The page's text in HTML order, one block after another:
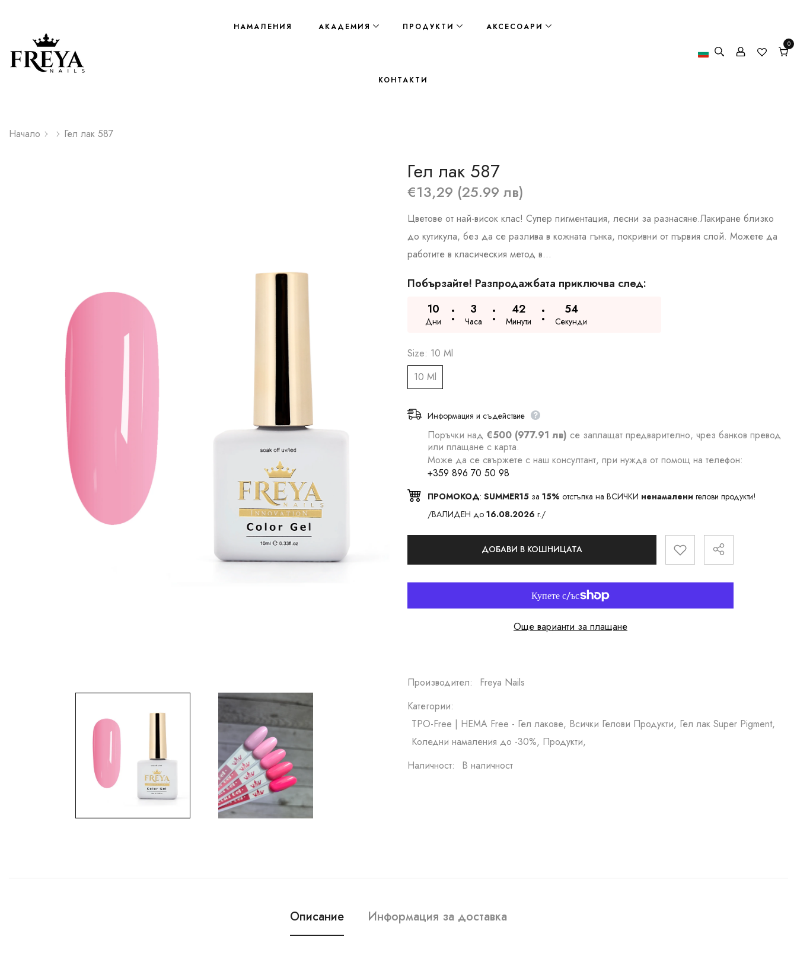
НАМАЛЕНИЯ АКАДЕМИЯ ПРОДУКТИ АКСЕСОАРИ
КОНТАКТИ
0
0
Начало Гел лак 587
Гел лак 587
€13,29 (25.99 лв)
Цветове от най-висок клас! Супер пигментация, лесни за разнасяне.Лакиране близко
до кутикула, без да се разлива в кожната гънка, покривни от първия слой. Можете да
работите в класическия метод в...
Побързайте! Разпродажбата приключва след:
10
Дни
3
Часа
42
Минути
53
Секунди
Size: 10 Ml
10 Ml
Информация и съдействие
Поръчки над €500 (977.91 лв) се заплащат предварително, чрез банков превод
или плащане с карта.
Може да се свържете с наш консултант, при нужда от помощ на телефон:
+359 896 70 50 98
ПРОМОКОД: SUMMER15 за 15% отстъпка на ВСИЧКИ ненамалени гелови продукти!
/ВАЛИДЕН до 16.08.2026 г./
ДОБАВИ В КОШНИЦАТА
Още варианти за плащане
Производител:
Freya Nails
Категории:
TPO-Free | HEMA Free - Гел лакове, Всички Гелови Продукти, Гел лак Super Pigment,
Коледни намаления до -30%, Продукти,
Наличност:
В наличност
Описание Информация за доставка